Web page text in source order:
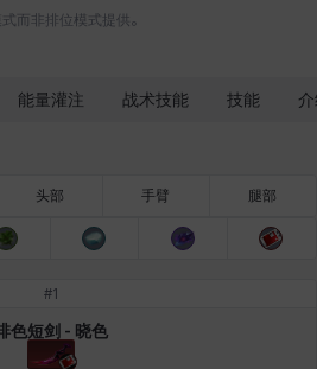
梅 比安卡 洛兹 海因茨
玄佑 玛蒂娜
而非排位模式提供。
能量灌注 战术技能 技能
头部 手臂 腿部
#1
色短剑 - 晓色